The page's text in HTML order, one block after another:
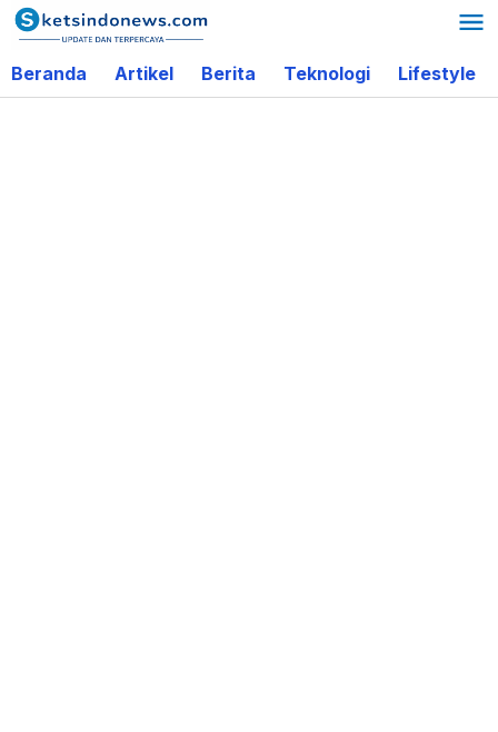
Lewati
ke
konten
Beranda Artikel Berita Teknologi Lifestyle